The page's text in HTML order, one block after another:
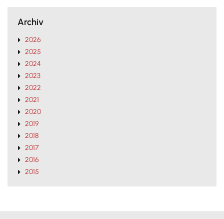
Archiv
2026
2025
2024
2023
2022
2021
2020
2019
2018
2017
2016
2015